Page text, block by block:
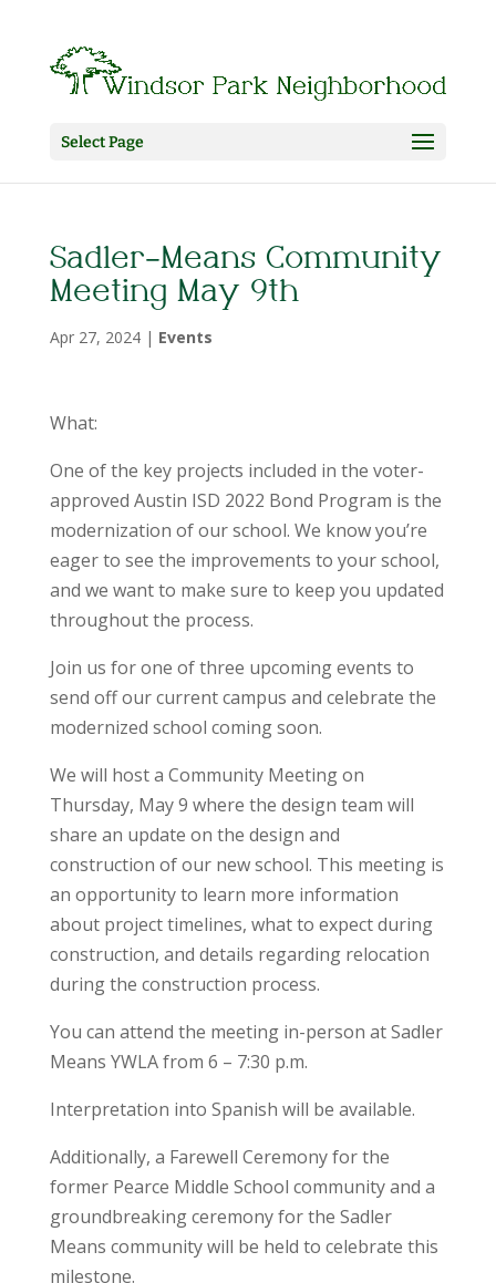
Select Page
Sadler-Means Community
Meeting May 9th
Apr 27, 2024| Events
What:
One of the key projects included in the voter-
approved Austin ISD 2022 Bond Program is the
modernization of our school. We know you’re
eager to see the improvements to your school,
and we want to make sure to keep you updated
throughout the process.
Join us for one of three upcoming events to
send off our current campus and celebrate the
modernized school coming soon.
We will host a Community Meeting on
Thursday, May 9 where the design team will
share an update on the design and
construction of our new school. This meeting is
an opportunity to learn more information
about project timelines, what to expect during
construction, and details regarding relocation
during the construction process.
You can attend the meeting in-person at Sadler
Means YWLA from 6 – 7:30 p.m.
Interpretation into Spanish will be available.
Additionally, a Farewell Ceremony for the
former Pearce Middle School community and a
groundbreaking ceremony for the Sadler
Means community will be held to celebrate this
milestone.